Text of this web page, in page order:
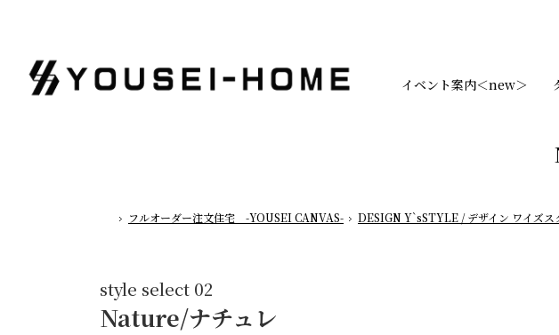
ホーム
フルオーダー注文住宅 -YOUSEI CANVAS- DESIGN Y`sSTYLE / デザイン ワイズス
style select 02
Nature/ナチュレ
イベ
イベント案内＜new＞